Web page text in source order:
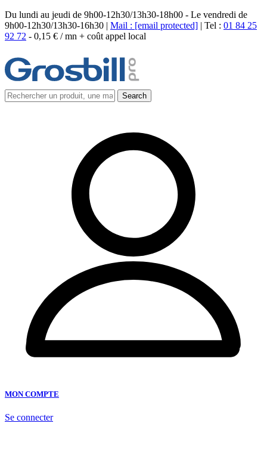
Du lundi au jeudi de 9h00-12h30/13h30-18h00 - Le vendredi de
9h00-12h30/13h30-16h30 | Mail : [email protected] | Tel : 01 84 25
92 72 - 0,15 € / mn + coût appel local
MON COMPTE
Se connecter